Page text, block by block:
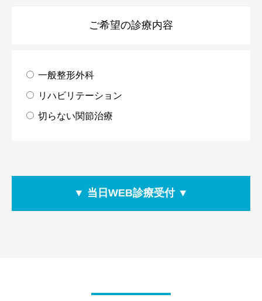
ご希望の診療内容
一般整形外科
リハビリテーション
切らない関節治療